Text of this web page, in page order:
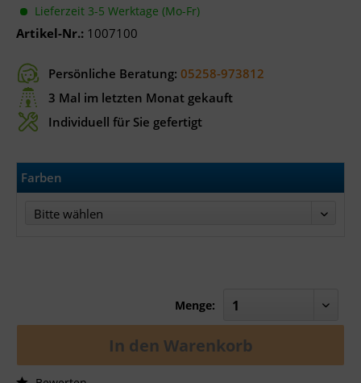
Lieferzeit 3-5 Werktage (Mo-Fr)
Artikel-Nr.: 1007100
Persönliche Beratung: 05258-973812
3 Mal im letzten Monat gekauft
Individuell für Sie gefertigt
Farben
Menge:
In den Warenkorb